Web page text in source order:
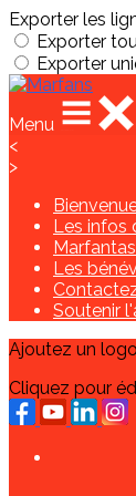
Exporter les
Exporter
Exporter
Menu
<
>
Les infos
Les
Soutenir
Ajoutez un
Cliquez pour